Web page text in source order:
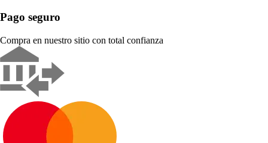
Pago seguro
Compra en nuestro sitio con total confianza